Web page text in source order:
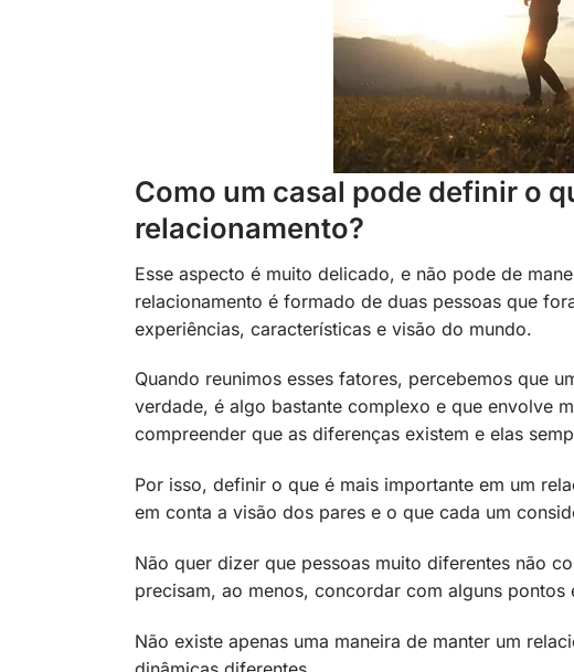
Como um casal pode definir o
relacionamento?
Esse aspecto é muito delicado, e não pode de
relacionamento é formado de duas pessoas que
experiências, características e visão do mundo.
Quando reunimos esses fatores, percebemos que
verdade, é algo bastante complexo e que envolve
compreender que as diferenças existem e elas
Por isso, definir o que é mais importante em um
em conta a visão dos pares e o que cada um
Não quer dizer que pessoas muito diferentes não
precisam, ao menos, concordar com alguns pontos
Não existe apenas uma maneira de manter um